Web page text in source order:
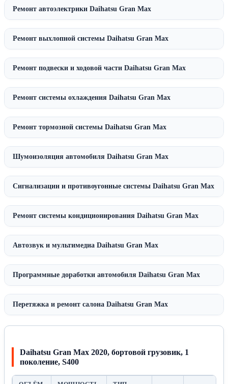
Ремонт автоэлектрики Daihatsu Gran Max
Ремонт выхлопной системы Daihatsu Gran Max
Ремонт подвески и ходовой части Daihatsu Gran Max
Ремонт системы охлаждения Daihatsu Gran Max
Ремонт тормозной системы Daihatsu Gran Max
Шумоизоляция автомобиля Daihatsu Gran Max
Сигнализации и противоугонные системы Daihatsu Gran Max
Ремонт системы кондиционирования Daihatsu Gran Max
Автозвук и мультимедиа Daihatsu Gran Max
Программные доработки автомобиля Daihatsu Gran Max
Перетяжка и ремонт салона Daihatsu Gran Max
Daihatsu Gran Max 2020, бортовой грузовик, 1
поколение, S400